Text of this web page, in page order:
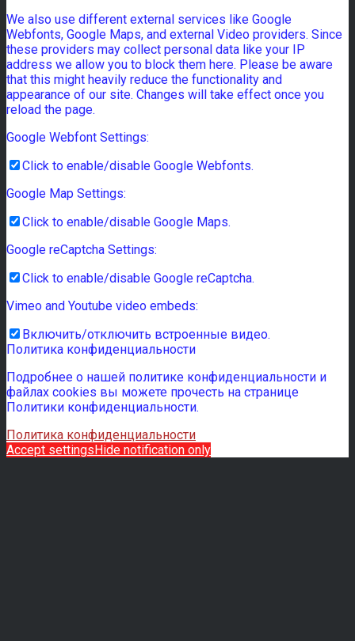
We also use different external services like Google
Webfonts, Google Maps, and external Video providers. Since
these providers may collect personal data like your IP
address we allow you to block them here. Please be aware
that this might heavily reduce the functionality and
appearance of our site. Changes will take effect once you
reload the page.
Google Webfont Settings:
Click to enable/disable Google Webfonts.
Google Map Settings:
Click to enable/disable Google Maps.
Google reCaptcha Settings:
Click to enable/disable Google reCaptcha.
Vimeo and Youtube video embeds:
Включить/отключить встроенные видео.
Политика конфиденциальности
Подробнее о нашей политике конфиденциальности и
файлах cookies вы можете прочесть на странице
Политики конфиденциальности.
Политика конфиденциальности
Accept settingsHide notification only